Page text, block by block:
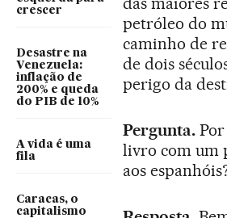
crescer
Desastre na
Venezuela:
inflação de
200% e queda
do PIB de 10%
A vida é uma
fila
Caracas, o
capitalismo
petróleo do
caminho de
de dois
perigo da
Pergunta.Por
livro com um
aos